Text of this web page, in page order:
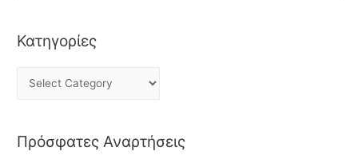
Κατηγορίες
Πρόσφατες Αναρτήσεις